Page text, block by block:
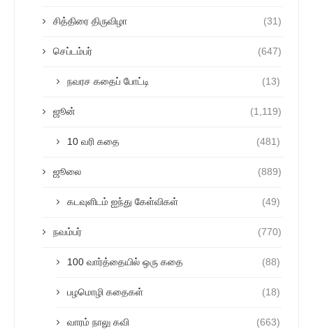
சித்திரை திருவிழா (31)
செப்டம்பர் (647)
நவரச கதைப் போட்டி (13)
ஜூன் (1,119)
10 வரி கதை (481)
ஜூலை (889)
கடவுளிடம் ஐந்து கேள்விகள் (49)
நவம்பர் (770)
100 வார்த்தையில் ஒரு கதை (88)
பழமொழி கதைகள் (18)
வாரம் நாலு கவி (663)